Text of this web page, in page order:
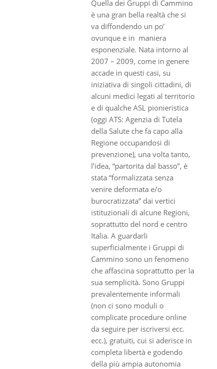
Quella dei Gruppi di Cammino
è una gran bella realtà che si
va diffondendo un po’
ovunque e in maniera
esponenziale. Nata intorno al
2007 – 2009, come in genere
accade in questi casi, su
iniziativa di singoli cittadini, di
alcuni medici legati al territorio
e di qualche ASL pionieristica
(oggi ATS: Agenzia di Tutela
della Salute che fa capo alla
Regione occupandosi di
prevenzione), una volta tanto,
l’idea, “partorita dal basso”, è
stata “formalizzata senza
venire deformata e/o
burocratizzata” dai vertici
istituzionali di alcune Regioni,
soprattutto del nord e centro
Italia. A guardarli
superficialmente i Gruppi di
Cammino sono un fenomeno
che affascina soprattutto per la
sua semplicità. Sono Gruppi
prevalentemente informali
(non ci sono moduli o
complicate procedure online
da seguire per iscriversi ecc.
ecc.), gratuiti, cui si aderisce in
completa libertà e godendo
della più ampia autonomia